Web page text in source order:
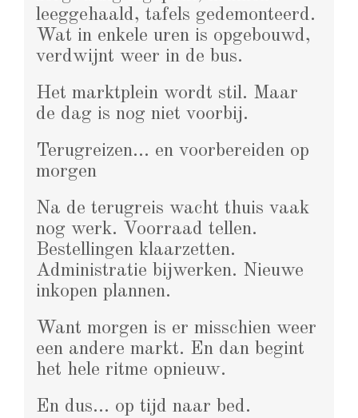
leeggehaald, tafels gedemonteerd.
Wat in enkele uren is opgebouwd,
verdwijnt weer in de bus.
Het marktplein wordt stil. Maar
de dag is nog niet voorbij.
Terugreizen… en voorbereiden op
morgen
Na de terugreis wacht thuis vaak
nog werk. Voorraad tellen.
Bestellingen klaarzetten.
Administratie bijwerken. Nieuwe
inkopen plannen.
Want morgen is er misschien weer
een andere markt. En dan begint
het hele ritme opnieuw.
En dus… op tijd naar bed.